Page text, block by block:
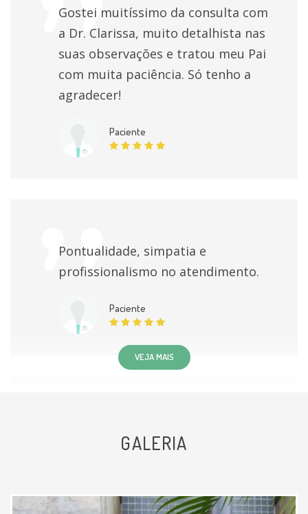
Gostei muitíssimo da consulta com
a Dr. Clarissa, muito detalhista nas
suas observações e tratou meu Pai
com muita paciência. Só tenho a
agradecer!
Paciente
Pontualidade, simpatia e
profissionalismo no atendimento.
Paciente
minunciosa na averiguação do
Paciente
VEJA MAIS
GALERIA